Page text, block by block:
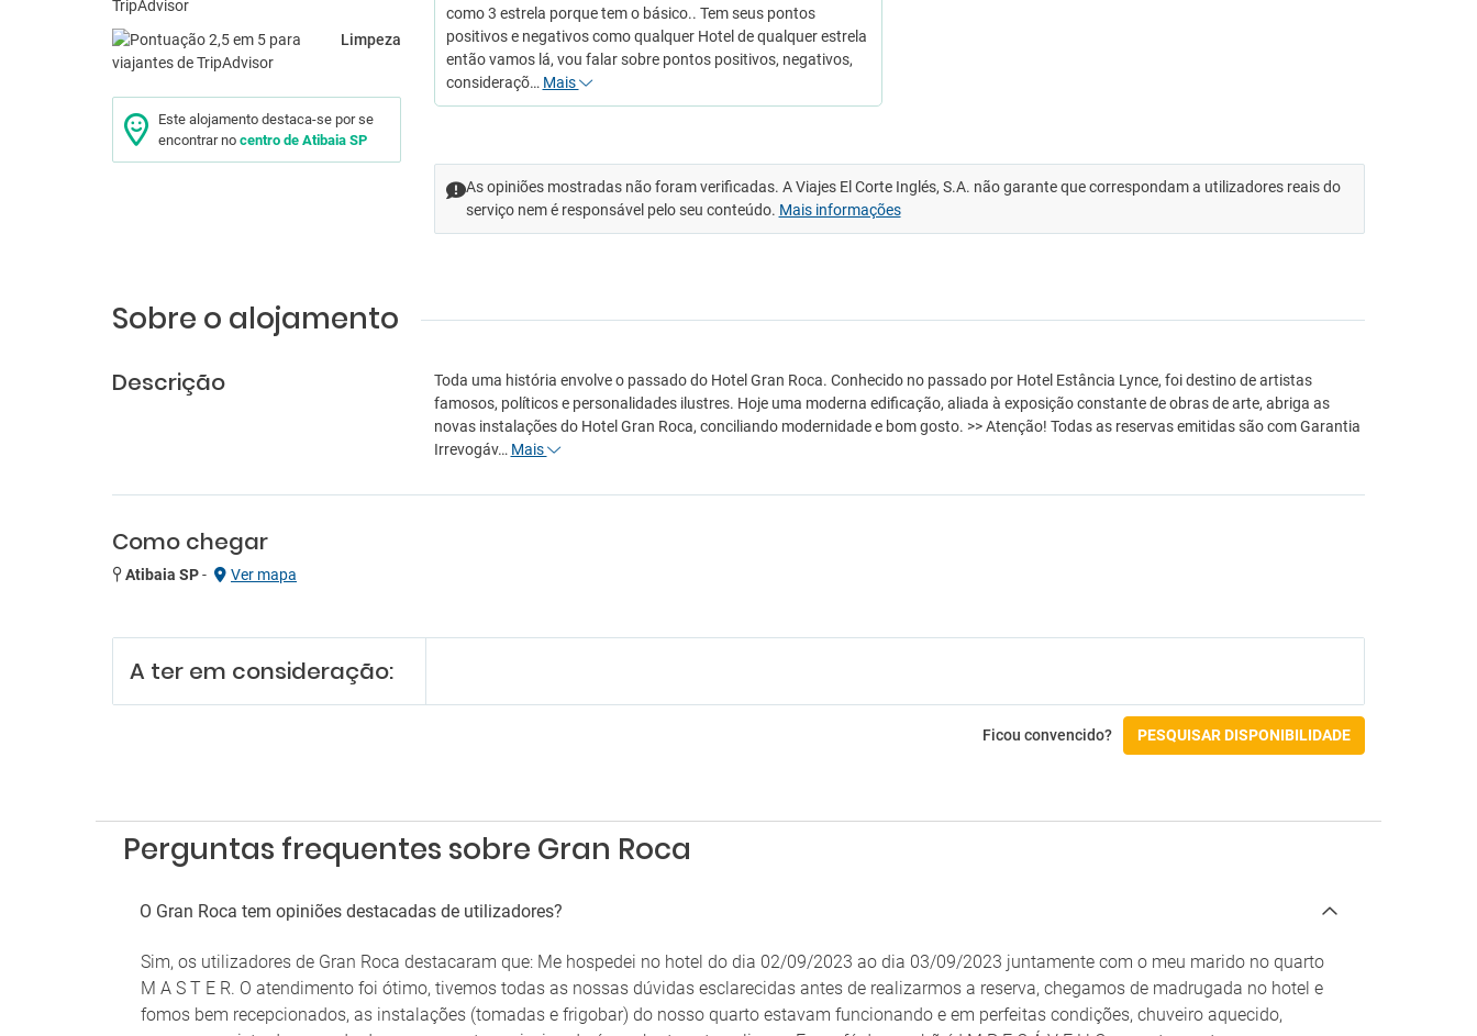
Limpeza
Este alojamento destaca-se por se
encontrar no centro de Atibaia SP
como 3 estrela porque tem o básico.. Tem seus pontos
positivos e negativos como qualquer Hotel de qualquer estrela
então vamos lá, vou falar sobre pontos positivos, negativos,
consideraçõ… Mais
As opiniões mostradas não foram verificadas. A Viajes El Corte Inglés, S.A. não garante que correspondam a utilizadores reais do
serviço nem é responsável pelo seu conteúdo. Mais informações
Sobre o alojamento
Descrição
Toda uma história envolve o passado do Hotel Gran Roca. Conhecido no passado por Hotel Estância Lynce, foi destino de artistas
famosos, políticos e personalidades ilustres. Hoje uma moderna edificação, aliada à exposição constante de obras de arte, abriga as
novas instalações do Hotel Gran Roca, conciliando modernidade e bom gosto. >> Atenção! Todas as reservas emitidas são com Garantia
Irrevogáv… Mais
Como chegar
Atibaia SP- Ver mapa
A ter em consideração:
Ficou convencido? PESQUISAR DISPONIBILIDADE
Perguntas frequentes sobre Gran Roca
O Gran Roca tem opiniões destacadas de utilizadores?
Sim, os utilizadores de Gran Roca destacaram que: Me hospedei no hotel do dia 02/09/2023 ao dia 03/09/2023 juntamente com o meu marido no quarto
M A S T E R. O atendimento foi ótimo, tivemos todas as nossas dúvidas esclarecidas antes de realizarmos a reserva, chegamos de madrugada no hotel e
fomos bem recepcionados, as instalações (tomadas e frigobar) do nosso quarto estavam funcionando e em perfeitas condições, chuveiro aquecido,